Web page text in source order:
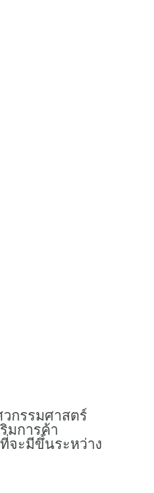
กรรมศาสตร์
มการค้า
ที่จะมีขึ้นระหว่าง